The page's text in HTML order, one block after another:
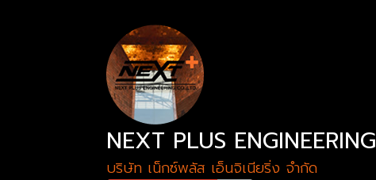
NEXT PLUS ENGINEERING
บริษัท เน็กซ์พลัส เอ็นจิเนียริ่ง จำกัด